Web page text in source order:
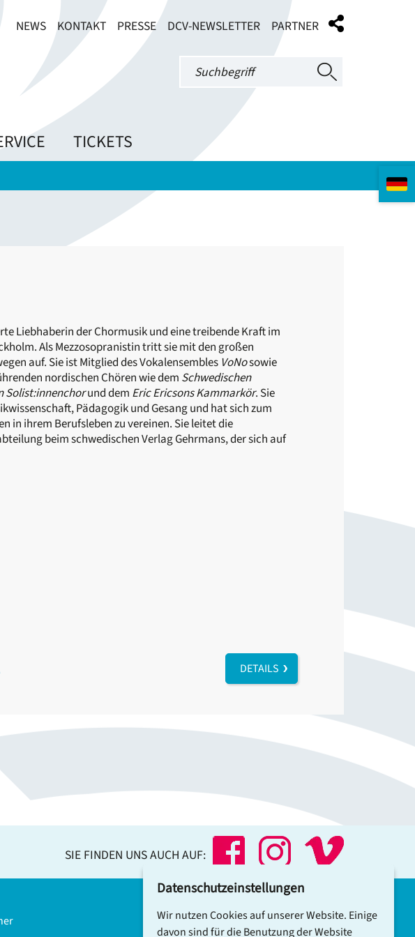
NEWS KONTAKT PRESSE DCV-NEWSLETTER PARTNER
TICKETS
Liebhaberin der Chormusik und eine treibende Kraft im
Als Mezzosopranistin tritt sie mit den großen
auf. Sie ist Mitglied des Vokalensembles VoNosowie
nordischen Chören wie dem Schwedischen
Solist:innenchorund dem Eric Ericsons Kammarkör. Sie
Pädagogik und Gesang und hat sich zum
in ihrem Berufsleben zu vereinen. Sie leitet die
beim schwedischen Verlag Gehrmans, der sich auf
DETAILS
SIE FINDEN UNS AUCH AUF:
DCV-NEWSLETTER ABONNIEREN
Datenschutzeinstellungen
Wir nutzen Cookies auf unserer Website. Einige
davon sind für die Benutzung der Website